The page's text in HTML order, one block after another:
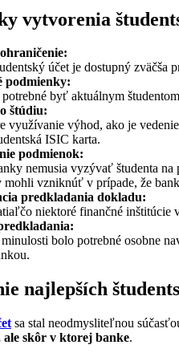
vytvorenia
účet je dostupný zväčša
podmienky:
potrebné byť aktuálnym
štúdiu:
využívanie výhod, ako je
ISIC karta.
podmienok:
nemusia vyzývať študenta na
mohli vzniknúť v prípade, že
predkladania dokladu:
niektoré finančné inštitúcie
bolo potrebné osobne
najlepších
sa stal neodmysliteľnou
ale skôr v ktorej banke.